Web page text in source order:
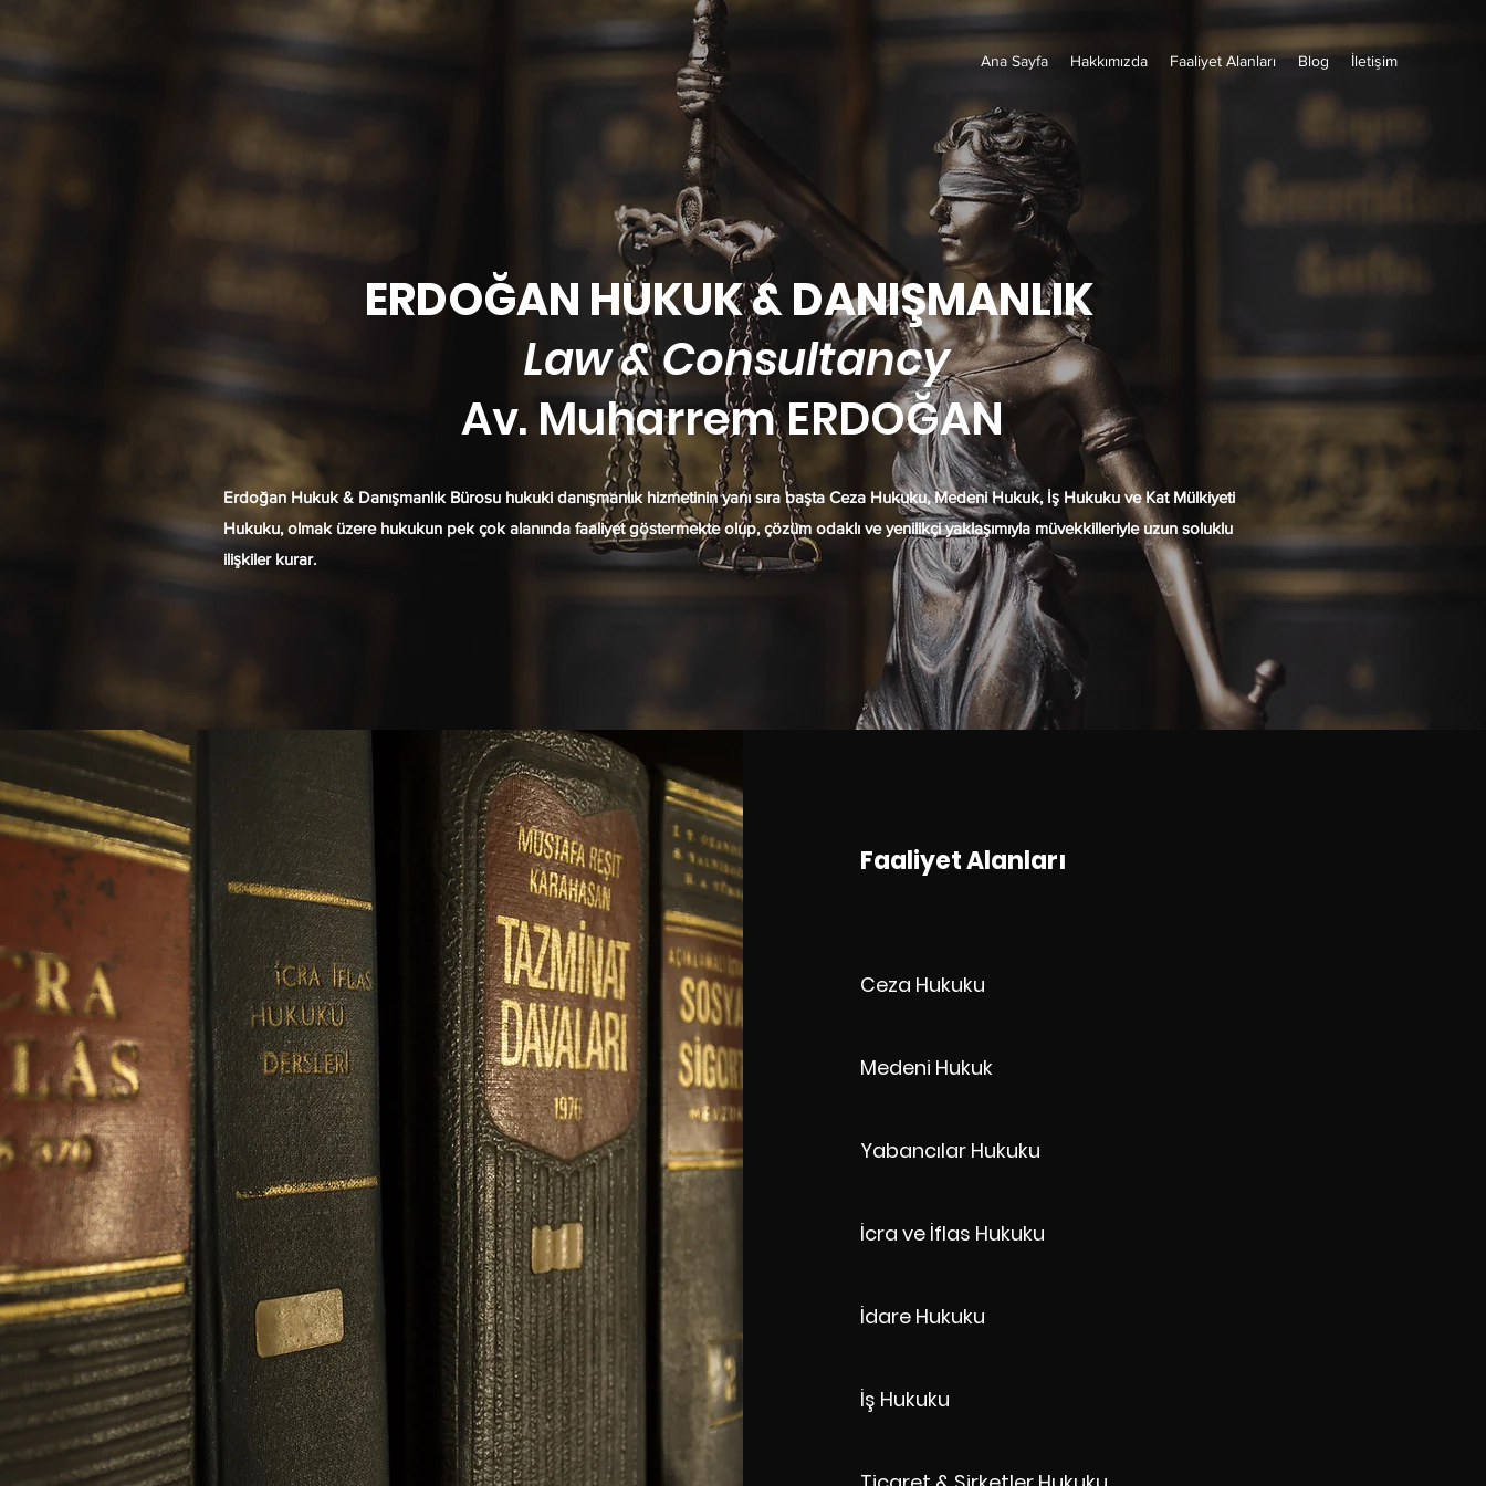
Ana Sayfa Hakkımızda Faaliyet Alanları Blog İletişim
ERDOĞAN HUKUK & DANIŞMANLIK
Law & Consultancy
Av. Muharrem ERDOĞAN
Erdoğan Hukuk & Danışmanlık Bürosu hukuki danışmanlık hizmetinin yanı sıra başta Ceza Hukuku, Medeni Hukuk, İş Hukuku ve Kat Mülkiyeti
Hukuku, olmak üzere hukukun pek çok alanında faaliyet göstermekte olup, çözüm odaklı ve yenilikçi yaklaşımıyla müvekkilleriyle uzun soluklu
ilişkiler kurar.
Faaliyet Alanları
Ceza Hukuku
Medeni Hukuk
Yabancılar Hukuku
İcra ve İflas Hukuku
İdare Hukuku
İş Hukuku